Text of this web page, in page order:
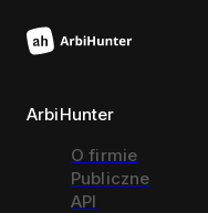
ArbiHunter
O firmie
Publiczne
API